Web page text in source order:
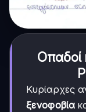
Οπαδοί
Κυρίαρχες
ξενοφοβία